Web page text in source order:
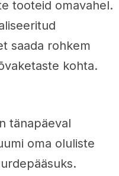
tooteid omavahel.
saada rohkem
kohta.
tänapäeval
oma oluliste